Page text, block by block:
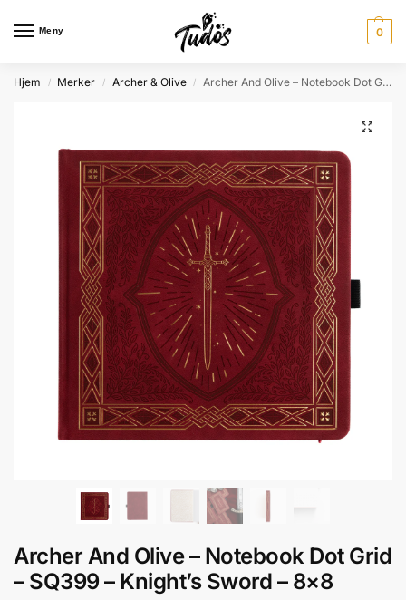
Meny 0
Hjem / Merker / Archer & Olive / Archer And Olive – Notebook Dot Grid – SQ399 – Knight’s Sword – 8×8
Archer And Olive – Notebook Dot Grid
– SQ399 – Knight’s Sword – 8×8